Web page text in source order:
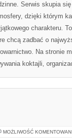
Serwis skupia
dzięki którym
charakteru.
chcą zadbać o
Na stronie
koktajli,
MOŻLIWOŚĆ